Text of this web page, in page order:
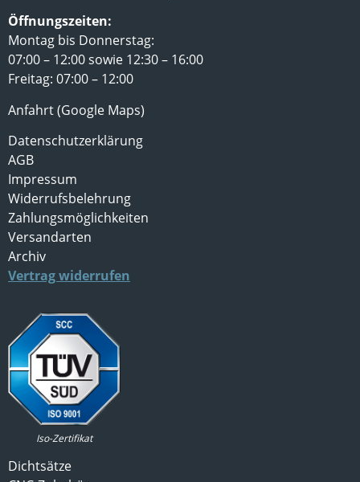
Öffnungszeiten:
Montag bis Donnerstag:
07:00 – 12:00 sowie 12:30 – 16:00
Freitag: 07:00 – 12:00
Anfahrt (Google Maps)
Datenschutzerklärung
AGB
Impressum
Widerrufsbelehrung
Zahlungsmöglichkeiten
Versandarten
Archiv
Vertrag widerrufen
Iso-Zertifikat
Dichtsätze